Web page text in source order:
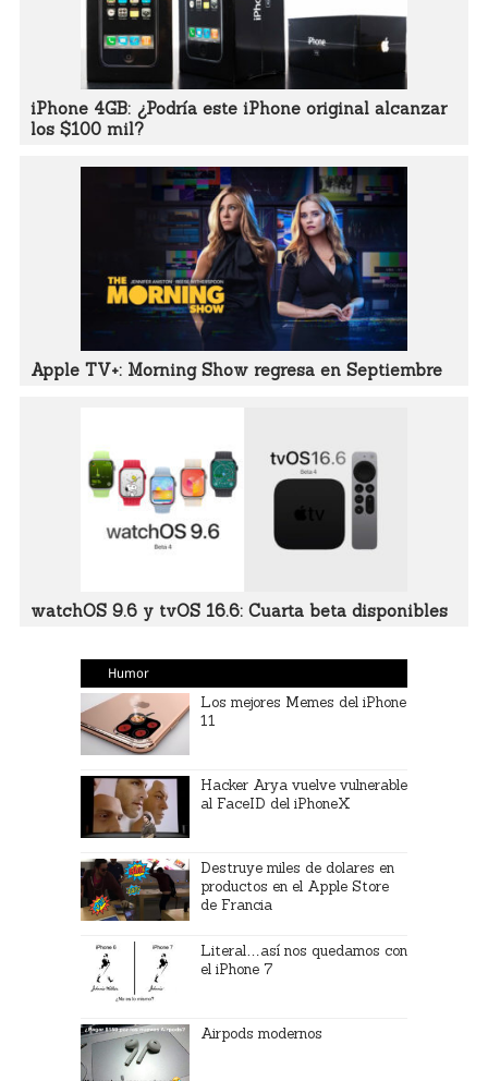
iPhone 4GB: ¿Podría este iPhone original alcanzar
los $100 mil?
Apple TV+: Morning Show regresa en Septiembre
watchOS 9.6 y tvOS 16.6: Cuarta beta disponibles
Humor
Los mejores Memes del iPhone
11
Hacker Arya vuelve vulnerable
al FaceID del iPhoneX
Destruye miles de dolares en
productos en el Apple Store
de Francia
Literal…así nos quedamos con
el iPhone 7
Airpods modernos